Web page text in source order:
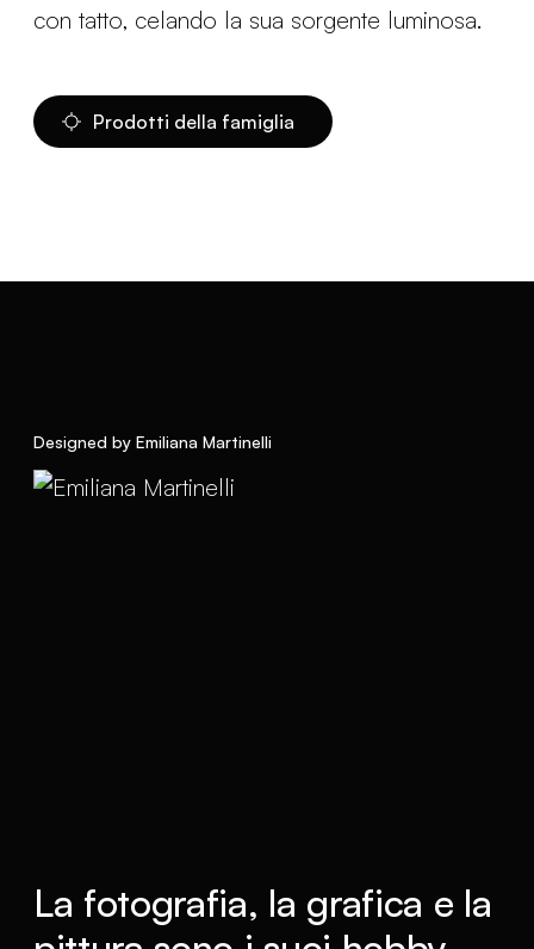
con tatto, celando la sua sorgente luminosa.
Prodotti della famiglia
Designed by Emiliana Martinelli
La fotografia, la grafica e la